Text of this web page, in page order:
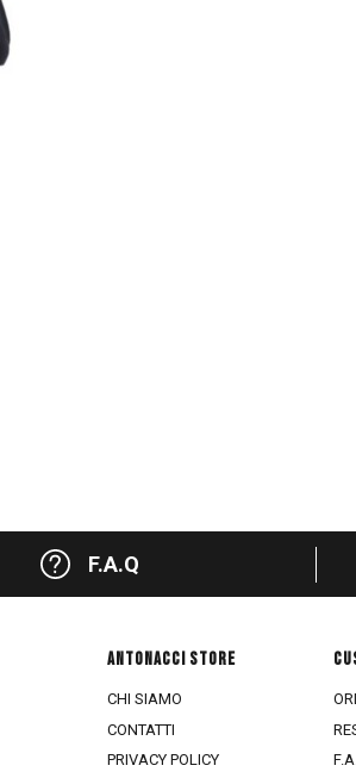
F.A.Q
ANTONACCI STORE
CHI SIAMO
CONTATTI
PRIVACY POLICY